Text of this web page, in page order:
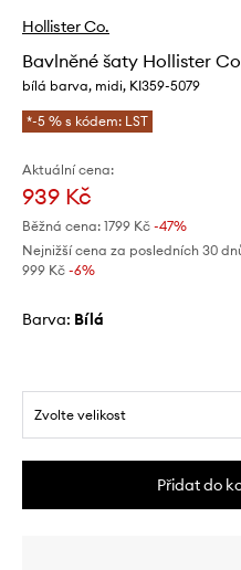
Hollister Co.
Bavlněné šaty Hollister
bílá barva, midi, KI359-5079
*-5 % s kódem: LST
Aktuální cena:
939 Kč
Běžná cena: 1799 Kč -47%
Nejnižší cena za posledních 30
999 Kč -6%
Barva: bílá
Zvolte velikost
Přidat do